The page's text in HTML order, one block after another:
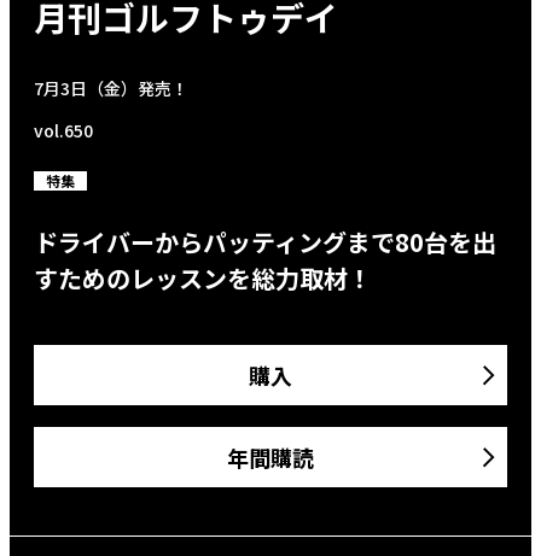
月刊ゴルフトゥデイ
7月3日（金）発売！
vol.650
特集
ドライバーからパッティングまで80台を出
すためのレッスンを総力取材！
購入
年間購読